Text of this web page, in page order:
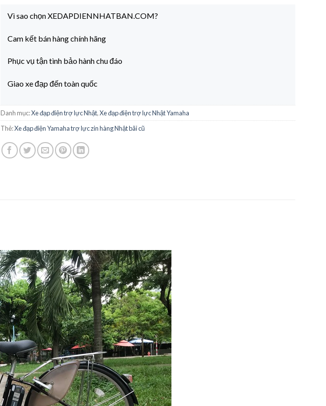
Vì sao chọn XEDAPDIENNHATBAN.COM?
Cam kết bán hàng chính hãng
Phục vụ tận tình bảo hành chu đáo
Giao xe đạp đến toàn quốc
Danh mục:Xe đạp điện trợ lực Nhật,Xe đạp điện trợ lực Nhật Yamaha
Thẻ:Xe đạp điện Yamaha trợ lực zin hàng Nhật bãi cũ